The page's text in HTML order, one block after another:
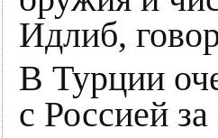
Идлиб,
В Турции
с Россией